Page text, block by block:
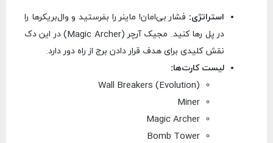
استراتژی: فشار بی‌امان! ماینر را بفرستید و وال‌بریکرها را
در پل رها کنید. مجیک آرچر (Magic Archer) در این دک
نقش کلیدی برای هدف قرار دادن برج از راه دور دارد.
لیست کارت‌ها:
Wall Breakers (Evolution)
Miner
Magic Archer
Bomb Tower